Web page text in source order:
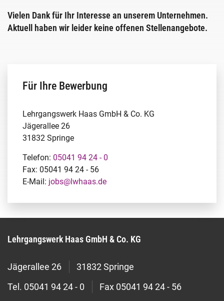
Wiederholerlehrgang
Vielen Dank für Ihr Interesse an unserem Unternehmen.
Aktuell haben wir leider keine offenen Stellenangebote.
Für Ihre Bewerbung
Lehrgangswerk Haas GmbH & Co. KG
Jägerallee 26
31832 Springe
Telefon: 05041 94 24 - 0
Fax: 05041 94 24 - 56
E-Mail: jobs@lwhaas.de
Lehrgangswerk Haas GmbH & Co. KG
Jägerallee 26
31832 Springe
Tel. 05041 94 24 - 0 Fax 05041 94 24 - 56